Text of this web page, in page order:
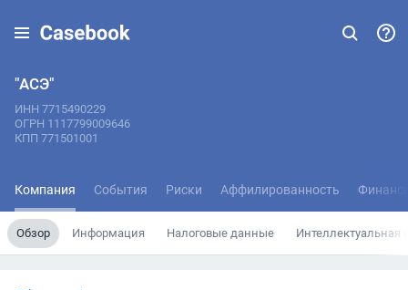
"АСЭ"
ИНН 7715490229
ОГРН 1117799009646
КПП 771501001
Компания События Риски Аффилированность
Обзор Информация Налоговые данные Интеллектуальная